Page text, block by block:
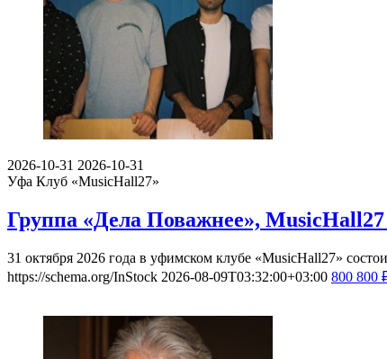
2026-10-31 2026-10-31
Уфа Клуб «MusicHall27»
Группа «Дела Поважнее»,
31 октября 2026 года в уфимском клубе «MusicHall27»
https://schema.org/InStock 2026-08-09T03:32:00+03:00 800 800